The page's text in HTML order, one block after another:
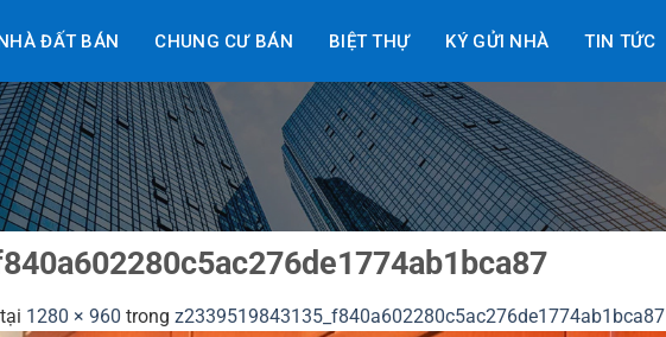
ĐẤT BÁN CHUNG CƯ BÁN BIỆT THỰ KÝ GỬI NHÀ TIN TỨC
tại 1280 × 960 trong z2339519843135_f840a602280c5ac276de1774ab1bca87